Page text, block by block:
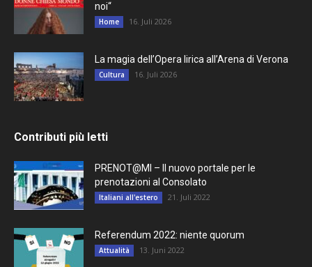
noi“
Home 16. Juli 2026
La magia dell’Opera lirica all’Arena di Verona
Cultura 16. Juli 2026
Contributi più letti
PRENOT@MI – Il nuovo portale per le
prenotazioni al Consolato
Italiani all'estero 21. Juli 2022
Referendum 2022: niente quorum
Attualità 13. Juni 2022